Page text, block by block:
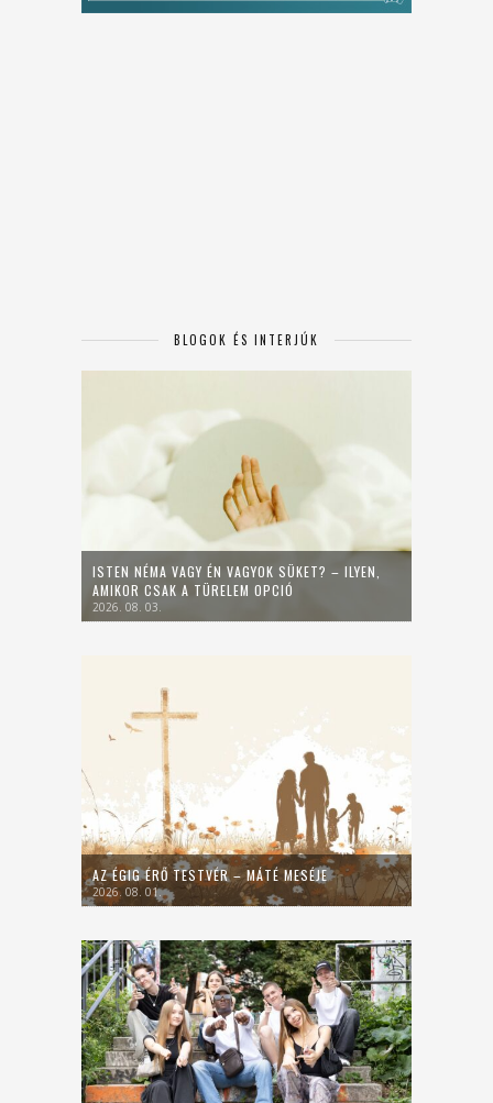
BLOGOK ÉS INTERJÚK
ISTEN NÉMA VAGY ÉN VAGYOK SÜKET? – ILYEN,
AMIKOR CSAK A TÜRELEM OPCIÓ
2026. 08. 03.
AZ ÉGIG ÉRŐ TESTVÉR – MÁTÉ MESÉJE
2026. 08. 01.